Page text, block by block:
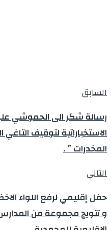
السابق
رسالة شكر الى الحموشي
الاستخباراتية لتوقيف التاغي
المخدرات ” .
التالي
حفل إقليمي لرفع اللواء
و تتويج مجموعة من المدارس